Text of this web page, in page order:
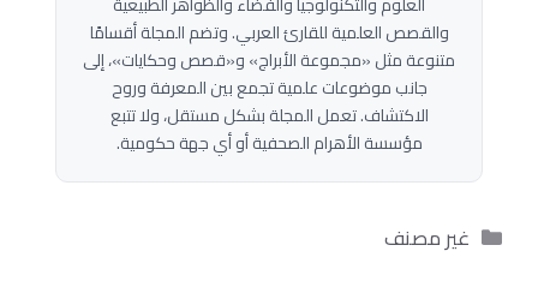
والقصص العلمية للقارئ العربي. وتضم المجلة أقسامًا
متنوعة مثل «مجموعة الأبراج» و«قصص وحكايات»، إلى
جانب موضوعات علمية تجمع بين المعرفة وروح
الاكتشاف. تعمل المجلة بشكل مستقل، ولا تتبع
مؤسسة الأهرام الصحفية أو أي جهة حكومية.
التصنيفات
غير مصنف